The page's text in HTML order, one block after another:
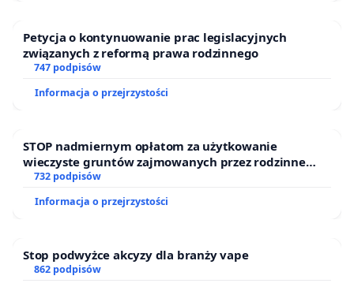
wielokrotnie pisał dr Włodzimierz Bodnar, promuje
się u nas szczepienia eksperymentalnymi
preparatami zwanymi „szczepionkami” i
niejednokrotnie do nich zmusza (wiele przypadków
placówkach zdrowia). W Strategii UE dotyczącej
szczepionek przeciw COVID-19 Komisja Europejska
zwykle ponad 10 lat. Stworzenie bezpiecznej i
W związku z tym zaznaczono, że Komisja
Europejska korzystać będzie ze specjalnej,
Petycja o kontynuowanie prac legislacyjnych
związanych z reformą prawa rodzinnego
747 podpisów
Informacja o przejrzystości
STOP nadmiernym opłatom za użytkowanie
wieczyste gruntów zajmowanych przez rodzinne
ogrody działkowe.
732 podpisów
Informacja o przejrzystości
Stop podwyżce akcyzy dla branży vape
862 podpisów